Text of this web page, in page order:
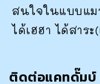
สนใจในแบบแ
ได้เฮฮา ได้สาร
ติดต่อแคทดั๊มบ์